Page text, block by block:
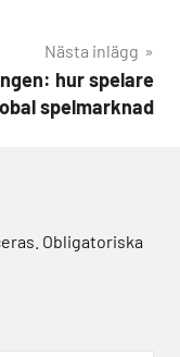
Nästa inlägg
hur spelare
spelmarknad
Obligatoriska